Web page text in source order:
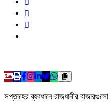
সপ্তাহের ব্যবধানে রাজধানীর